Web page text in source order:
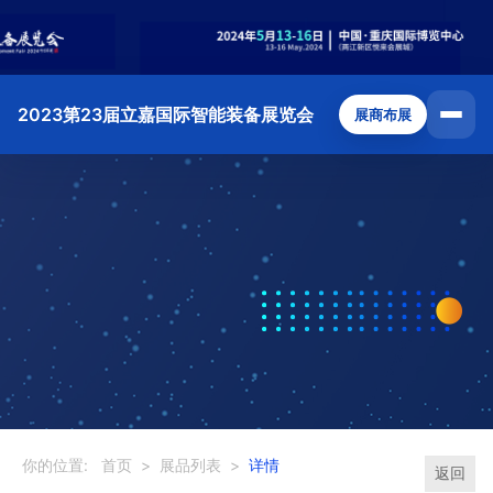
2023第23届立嘉国际智能装备展览会 展商布展
你的位置: 首页 > 展品列表 > 详情 返回